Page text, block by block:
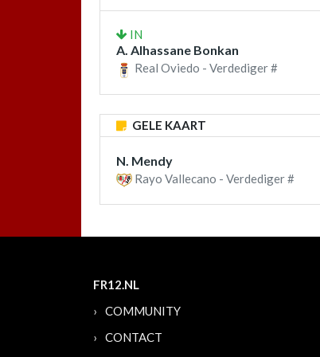
IN
A. Alhassane Bonkan
Real Oviedo - Verdediger #
GELE KAART
N. Mendy
Rayo Vallecano - Verdediger #
FR12.NL
COMMUNITY
CONTACT